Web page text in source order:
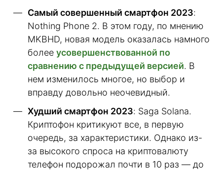
Самый совершенный смартфон 2023:
Nothing Phone 2. В этом году, по мнению
MKBHD, новая модель оказалась намного
более усовершенствованной по
сравнению с предыдущей версией. В
нем изменилось многое, но выбор и
вправду довольно неочевидный.
Худший смартфон 2023: Saga Solana.
Криптофон критикуют все, в первую
очередь, за характеристики. Однако из-
за высокого спроса на криптовалюту
телефон подорожал почти в 10 раз — до